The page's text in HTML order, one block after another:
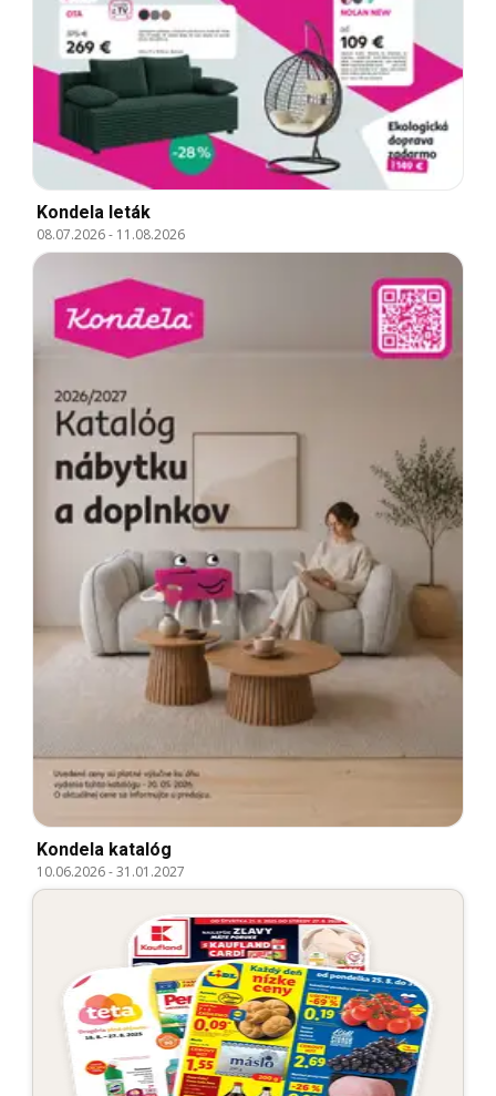
Kondela leták
08.07.2026- 11.08.2026
Kondela katalóg
10.06.2026-31.01.2027